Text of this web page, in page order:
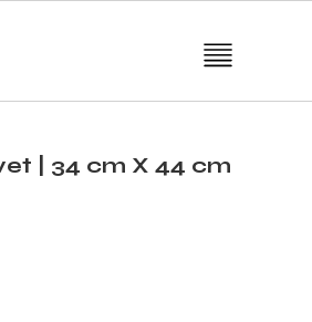
| 34 cm X 44 cm